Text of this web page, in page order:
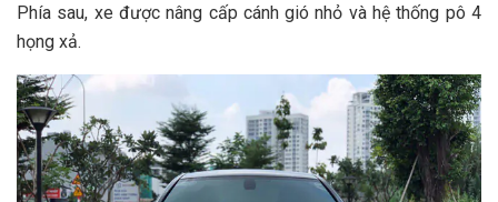
Phía sau, xe được nâng cấp cánh gió nhỏ và hệ thống pô 4
họng xả.